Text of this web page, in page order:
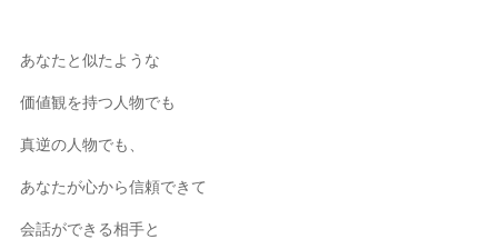
あなたと似たような
価値観を持つ人物でも
真逆の人物でも、
あなたが心から信頼できて
会話ができる相手と